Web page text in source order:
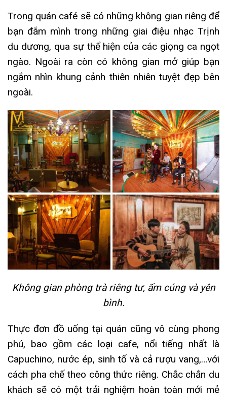
Trong quán café sẽ có những không gian riêng để
bạn đắm mình trong những giai điệu nhạc Trịnh
du dương, qua sự thể hiện của các giọng ca ngọt
ngào. Ngoài ra còn có không gian mở giúp bạn
ngắm nhìn khung cảnh thiên nhiên tuyệt đẹp bên
ngoài.
Không gian phòng trà riêng tư, ấm cúng và yên
bình.
Thực đơn đồ uống tại quán cũng vô cùng phong
phú, bao gồm các loại cafe, nổi tiếng nhất là
Capuchino, nước ép, sinh tố và cả rượu vang,…với
cách pha chế theo công thức riêng. Chắc chắn du
khách sẽ có một trải nghiệm hoàn toàn mới mẻ